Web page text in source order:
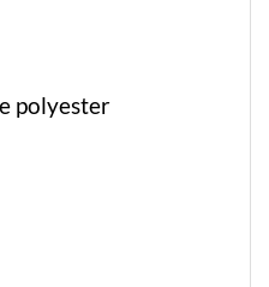
polyester